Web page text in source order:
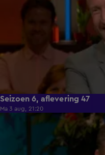
Seizoen 6, aflevering 47
Ma 3 aug, 21:20